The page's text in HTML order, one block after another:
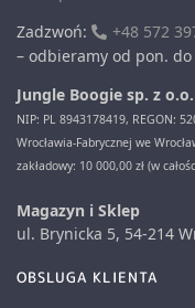
Zadzwoń:
+48 572
– odbieramy od pon.
Jungle Boogie sp. z o.o.
NIP: PL 8943178419, REGON:
Wrocławia-Fabrycznej we
zakładowy: 10 000,00 zł (w
Magazyn i Sklep
ul. Brynicka 5, 54-214
OBSLUGA KLIENTA